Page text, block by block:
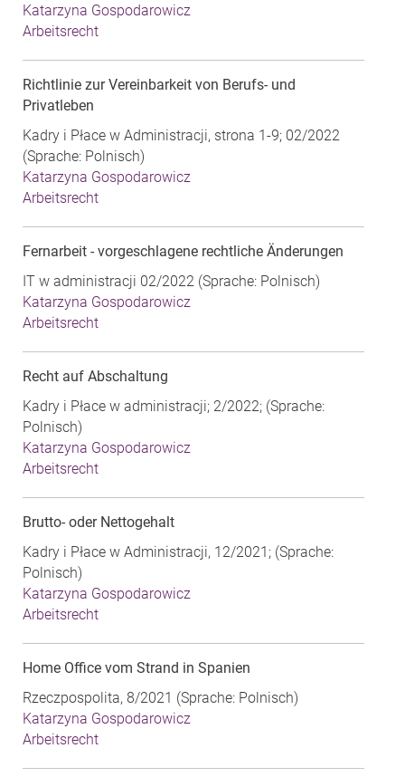
Katarzyna Gospodarowicz
Arbeitsrecht
Richtlinie zur Vereinbarkeit von Berufs- und
Privatleben
Kadry i Płace w Administracji, strona 1-9; 02/2022
(Sprache: Polnisch)
Katarzyna Gospodarowicz
Arbeitsrecht
Fernarbeit - vorgeschlagene rechtliche Änderungen
IT w administracji 02/2022 (Sprache: Polnisch)
Katarzyna Gospodarowicz
Arbeitsrecht
Recht auf Abschaltung
Kadry i Płace w administracji; 2/2022; (Sprache:
Polnisch)
Katarzyna Gospodarowicz
Arbeitsrecht
Brutto- oder Nettogehalt
Kadry i Płace w Administracji, 12/2021; (Sprache:
Polnisch)
Katarzyna Gospodarowicz
Arbeitsrecht
Home Office vom Strand in Spanien
Rzeczpospolita, 8/2021 (Sprache: Polnisch)
Katarzyna Gospodarowicz
Arbeitsrecht